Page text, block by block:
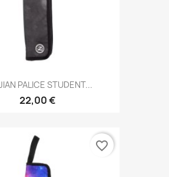
PALICE STUDENT...
22,00 €
favorite_border